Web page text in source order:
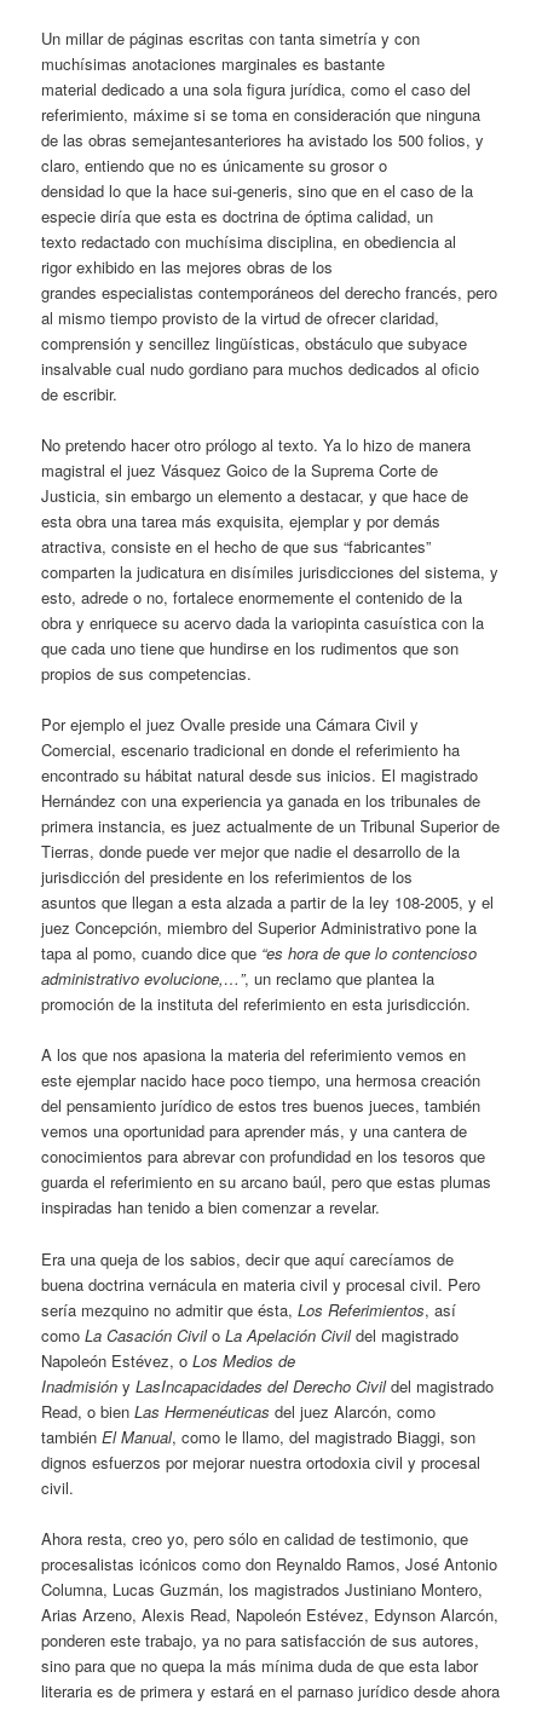
Un millar de páginas escritas con tanta simetría y con
muchísimas anotaciones marginales es bastante
material dedicado a una sola figura jurídica, como el caso del
referimiento, máxime si se toma en consideración que ninguna
de las obras semejantesanteriores ha avistado los 500 folios, y
claro, entiendo que no es únicamente su grosor o
densidad lo que la hace sui-generis, sino que en el caso de la
especie diría que esta es doctrina de óptima calidad, un
texto redactado con muchísima disciplina, en obediencia al
rigor exhibido en las mejores obras de los
grandes especialistas contemporáneos del derecho francés, pero
al mismo tiempo provisto de la virtud de ofrecer claridad,
comprensión y sencillez lingüísticas, obstáculo que subyace
insalvable cual nudo gordiano para muchos dedicados al oficio
de escribir.
No pretendo hacer otro prólogo al texto. Ya lo hizo de manera
magistral el juez Vásquez Goico de la Suprema Corte de
Justicia, sin embargo un elemento a destacar, y que hace de
esta obra una tarea más exquisita, ejemplar y por demás
atractiva, consiste en el hecho de que sus “fabricantes”
comparten la judicatura en disímiles jurisdicciones del sistema, y
esto, adrede o no, fortalece enormemente el contenido de la
obra y enriquece su acervo dada la variopinta casuística con la
que cada uno tiene que hundirse en los rudimentos que son
propios de sus competencias.
Por ejemplo el juez Ovalle preside una Cámara Civil y
Comercial, escenario tradicional en donde el referimiento ha
encontrado su hábitat natural desde sus inicios. El magistrado
Hernández con una experiencia ya ganada en los tribunales de
primera instancia, es juez actualmente de un Tribunal Superior de
Tierras, donde puede ver mejor que nadie el desarrollo de la
jurisdicción del presidente en los referimientos de los
asuntos que llegan a esta alzada a partir de la ley 108-2005, y el
juez Concepción, miembro del Superior Administrativo pone la
tapa al pomo, cuando dice que “es hora de que lo contencioso
administrativo evolucione,…”, un reclamo que plantea la
promoción de la instituta del referimiento en esta jurisdicción.
A los que nos apasiona la materia del referimiento vemos en
este ejemplar nacido hace poco tiempo, una hermosa creación
del pensamiento jurídico de estos tres buenos jueces, también
vemos una oportunidad para aprender más, y una cantera de
conocimientos para abrevar con profundidad en los tesoros que
guarda el referimiento en su arcano baúl, pero que estas plumas
inspiradas han tenido a bien comenzar a revelar.
Era una queja de los sabios, decir que aquí carecíamos de
buena doctrina vernácula en materia civil y procesal civil. Pero
sería mezquino no admitir que ésta,Los Referimientos, así
comoLa Casación CiviloLa Apelación Civildel magistrado
Napoleón Estévez, oLos Mediosde
Inadmisión yLasIncapacidades del Derecho Civildel magistrado
Read, o bien Las Hermenéuticas del juez Alarcón, como
tambiénEl Manual, como le llamo, del magistrado Biaggi, son
dignos esfuerzos por mejorar nuestra ortodoxia civil y procesal
civil.
Ahora resta, creo yo, pero sólo en calidad de testimonio, que
procesalistas icónicos como don Reynaldo Ramos, José Antonio
Columna, Lucas Guzmán, los magistrados Justiniano Montero,
Arias Arzeno, Alexis Read, Napoleón Estévez, Edynson Alarcón,
ponderen este trabajo, ya no para satisfacción de sus autores,
sino para que no quepa la más mínima duda de que esta labor
literaria es de primera y estará en el parnaso jurídico desde ahora